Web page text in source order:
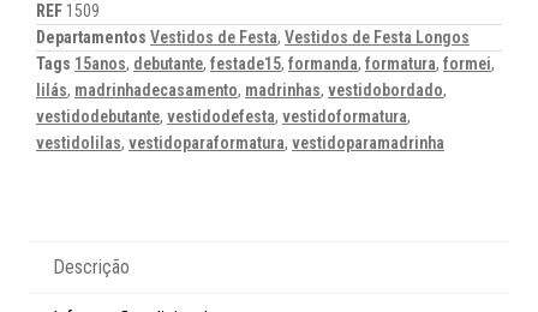
REF 1509
Departamentos Vestidos de Festa, Vestidos de Festa Longos
Tags 15anos, debutante, festade15, formanda, formatura, formei,
lilás, madrinhadecasamento, madrinhas, vestidobordado,
vestidodebutante, vestidodefesta, vestidoformatura,
vestidolilas, vestidoparaformatura, vestidoparamadrinha
Descrição